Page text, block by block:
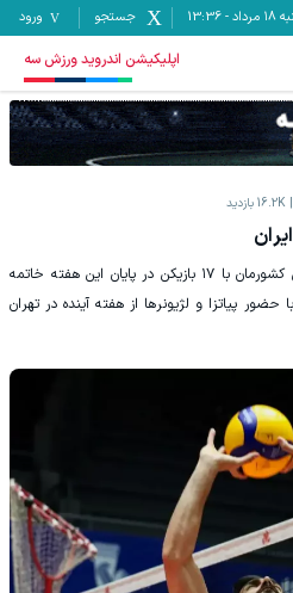
-
13:36 جستجو ورود
اپلیکیشن اندروید ورزش سه
16.2K بازدید
مرحله نخست تمرینات تیم ملی والیبال کشورمان با ۱۷ بازیکن در پایان این هفته خاتمه
پیاتزا و لژیونرها از هفته آینده در تهران